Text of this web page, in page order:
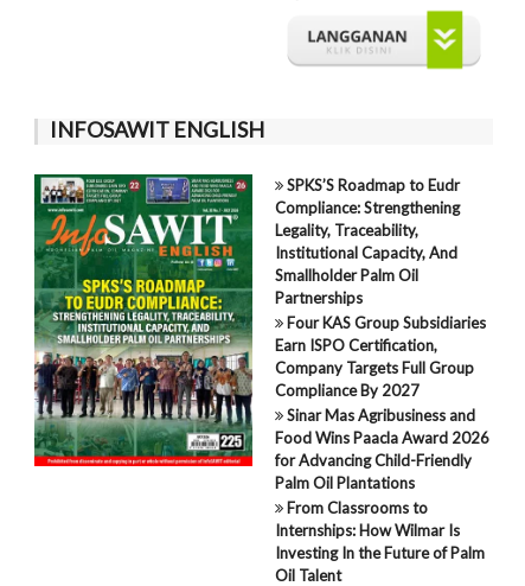
INFOSAWIT ENGLISH
SPKS’S Roadmap to Eudr
Compliance: Strengthening
Legality, Traceability,
Institutional Capacity, And
Smallholder Palm Oil
Partnerships
Four KAS Group Subsidiaries
Earn ISPO Certification,
Company Targets Full Group
Compliance By 2027
Sinar Mas Agribusiness and
Food Wins Paacla Award 2026
for Advancing Child-Friendly
Palm Oil Plantations
From Classrooms to
Internships: How Wilmar Is
Investing In the Future of Palm
Oil Talent